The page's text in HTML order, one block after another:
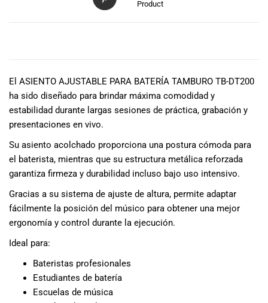
Product
El ASIENTO AJUSTABLE PARA BATERÍA TAMBURO TB-DT200
ha sido diseñado para brindar máxima comodidad y
estabilidad durante largas sesiones de práctica, grabación y
presentaciones en vivo.
Su asiento acolchado proporciona una postura cómoda para
el baterista, mientras que su estructura metálica reforzada
garantiza firmeza y durabilidad incluso bajo uso intensivo.
Gracias a su sistema de ajuste de altura, permite adaptar
fácilmente la posición del músico para obtener una mejor
ergonomía y control durante la ejecución.
Ideal para:
Bateristas profesionales
Estudiantes de batería
Escuelas de música